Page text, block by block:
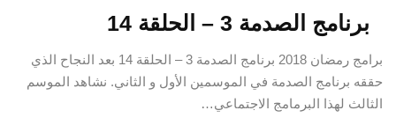
برنامج الصدمة 3 – الحلقة 14
برامج رمضان 2018 برنامج الصدمة 3 – الحلقة 14 بعد النجاح الذي
حققه برنامج الصدمة في الموسمين الأول و الثاني. نشاهد الموسم
الثالث لهذا البرمامج الاجتماعي…